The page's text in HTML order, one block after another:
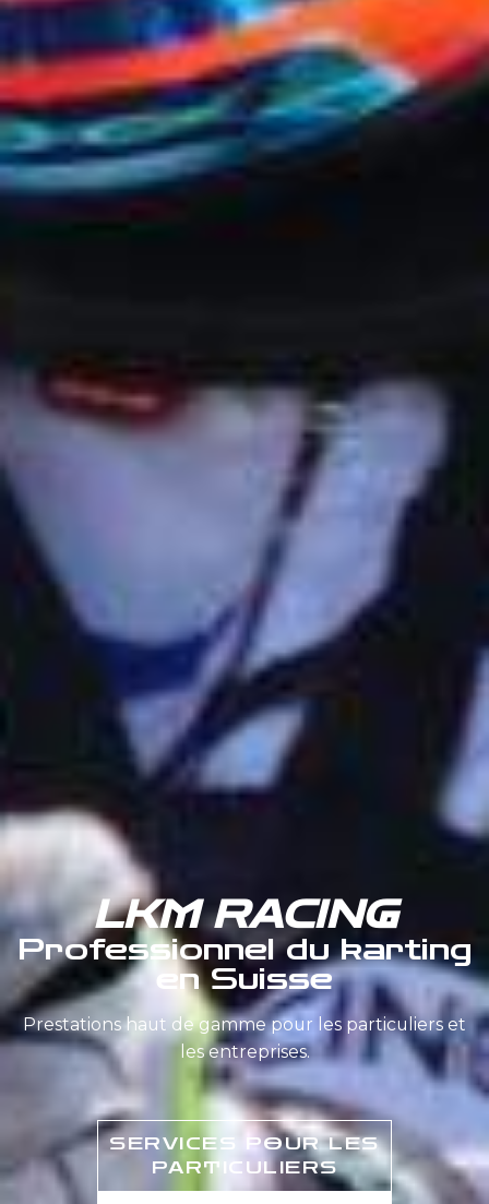
LKM RACING
Professionnel du karting
en Suisse
Prestations haut de gamme pour les particuliers et
les entreprises.
SERVICES POUR LES
PARTICULIERS